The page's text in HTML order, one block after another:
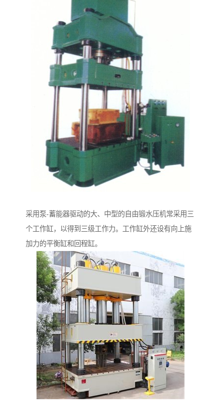
采用泵-蓄能器驱动的大、中型的自由锻水压机常采用三
个工作缸，以得到三级工作力。工作缸外还设有向上施
加力的平衡缸和回程缸。